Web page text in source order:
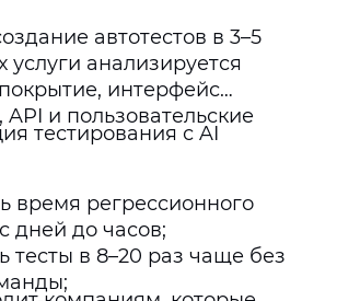
автотестов в 3–5
услуги анализируется
интерфейс
и пользовательские
тестирования с AI
время регрессионного
дней до часов;
тесты в 8–20 раз чаще без